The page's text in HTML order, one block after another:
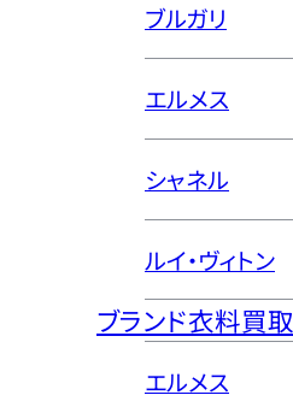
ブルガリ
エルメス
シャネル
ルイ・ヴィトン
ブランド衣料買取
エルメス